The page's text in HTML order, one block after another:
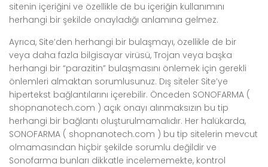
sitenin içeriğini ve özellikle de bu içeriğin kullanımını
herhangi bir şekilde onayladığı anlamına gelmez.
Ayrıca, Site’den herhangi bir bulaşmayı, özellikle de bir
veya daha fazla bilgisayar virüsü, Trojan veya başka
herhangi bir “parazitin” bulaşmasını önlemek için gerekli
önlemleri almaktan sorumlusunuz. Dış siteler Site’ye
hipertekst bağlantılarını içerebilir. Önceden SONOFARMA (
shopnanotech.com ) açık onayı alınmaksızın bu tip
herhangi bir bağlantı oluşturulmamalıdır. Her halükarda,
SONOFARMA ( shopnanotech.com ) bu tip sitelerin mevcut
olmamasından hiçbir şekilde sorumlu değildir ve
Sonofarma bunları dikkatle incelememekte, kontrol